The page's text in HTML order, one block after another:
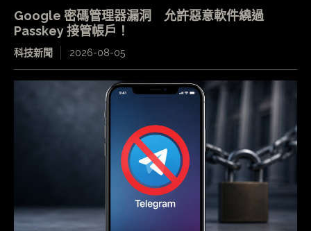
Google 密碼管理器漏洞 允許惡意軟件繞過
Passkey 接管帳戶！
科技新聞 2026-08-05